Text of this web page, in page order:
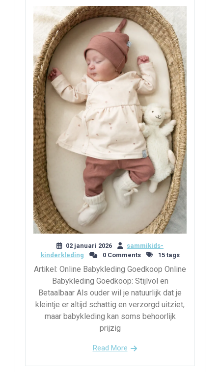
02 januari 2026
sammikids-
kinderkleding
0 Comments 15 tags
Artikel: Online Babykleding Goedkoop Online
Babykleding Goedkoop: Stijlvol en
Betaalbaar Als ouder wil je natuurlijk dat je
kleintje er altijd schattig en verzorgd uitziet,
maar babykleding kan soms behoorlijk
prijzig
Read More